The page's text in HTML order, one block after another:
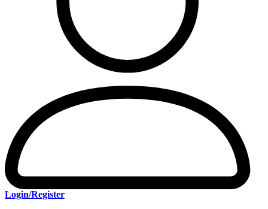
Login/Register